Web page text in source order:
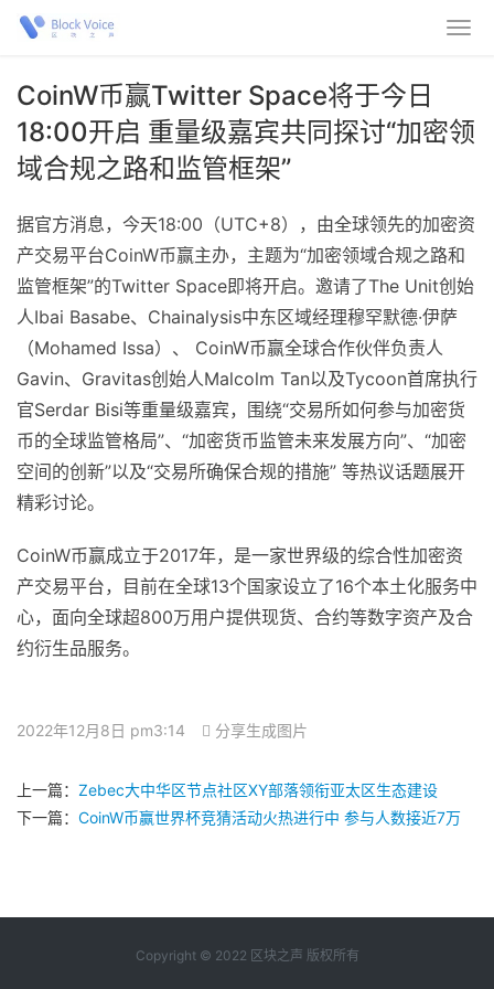
CoinW币赢Twitter Space将于今日
18:00开启 重量级嘉宾共同探讨“加密领
域合规之路和监管框架”
据官方消息，今天18:00（UTC+8），由全球领先的加密资
产交易平台CoinW币赢主办，主题为“加密领域合规之路和
监管框架”的Twitter Space即将开启。邀请了The Unit创始
人Ibai Basabe、Chainalysis中东区域经理穆罕默德·伊萨
（Mohamed Issa）、 CoinW币赢全球合作伙伴负责人
Gavin、Gravitas创始人Malcolm Tan以及Tycoon首席执行
官Serdar Bisi等重量级嘉宾，围绕“交易所如何参与加密货
币的全球监管格局”、“加密货币监管未来发展方向”、“加密
空间的创新”以及“交易所确保合规的措施” 等热议话题展开
精彩讨论。
CoinW币赢成立于2017年，是一家世界级的综合性加密资
产交易平台，目前在全球13个国家设立了16个本土化服务中
心，面向全球超800万用户提供现货、合约等数字资产及合
约衍生品服务。
2022年12月8日 pm3:14 分享生成图片
上一篇： Zebec大中华区节点社区XY部落领衔亚太区生态建设
下一篇： CoinW币赢世界杯竞猜活动火热进行中 参与人数接近7万
Copyright © 2022 区块之声 版权所有